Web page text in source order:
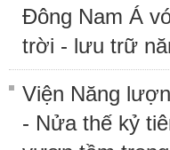
Đông Nam Á
trời - lưu trữ
Viện Năng
- Nửa thế kỷ